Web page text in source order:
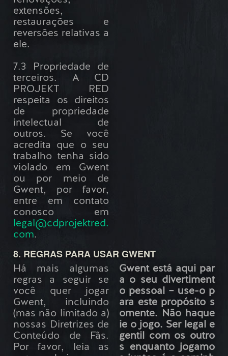
extensões,
restaurações e
reversões relativas a
ele.
7.3 Propriedade de
terceiros. A CD
PROJEKT RED
respeita os direitos
de propriedade
intelectual de
outros. Se você
acredita que o seu
trabalho tenha sido
violado em Gwent
ou por meio de
Gwent, por favor,
entre em contato
conosco em
legal@cdprojektred.
com.
8. REGRAS PARA USAR GWENT
Há mais algumas
regras a seguir se
você quer jogar
Gwent, incluindo
(mas não limitado a)
nossas Diretrizes de
Conteúdo de Fãs.
Por favor, leia as
Gwent está aqui par
a o seu divertiment
o pessoal – use-o p
ara este propósito s
omente. Não haque
ie o jogo. Ser legal e
gentil com os outro
s enquanto jogamo